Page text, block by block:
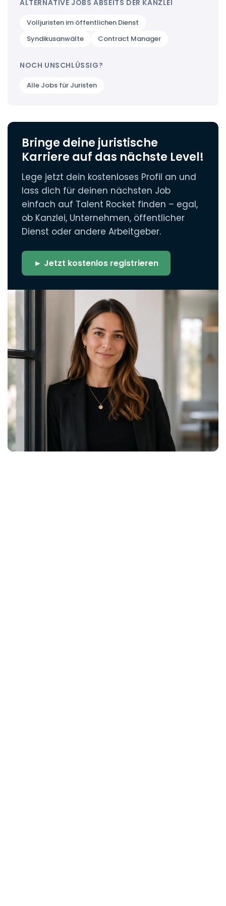
Richter:innen, können noch besser vergütet
werden. Als Beamt:in oder Richter:in bleibt dir
zudem mehr Netto, da du weniger
Neben der fachlichen Qualifikation spielen
analytisches Denken,
Kommunikationsfähigkeit und eine
Rolle. Für Beamtenstellen musst du zudem die
EU-Mitgliedsstaates besitzen und
ALTERNATIVE JOBS ABSEITS DER KANZLEI
Volljuristen im öffentlichen Dienst
Syndikusanwälte
Contract Manager
NOCH UNSCHLÜSSIG?
Alle Jobs für Juristen
Bringe deine juristische
Karriere auf das nächste Level!
Lege jetzt dein kostenloses Profil an und
lass dich für deinen nächsten Job
einfach auf Talent Rocket finden – egal,
ob Kanzlei, Unternehmen, öffentlicher
Dienst oder andere Arbeitgeber.
► Jetzt kostenlos registrieren